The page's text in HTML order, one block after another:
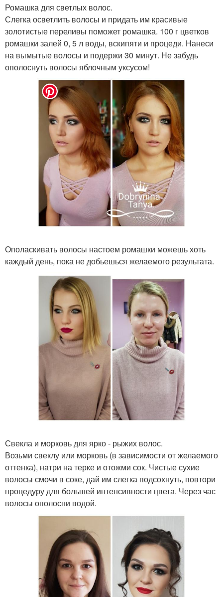
Ромашка для светлых волос.
Слегка осветлить волосы и придать им красивые
золотистые переливы поможет ромашка. 100 г цветков
ромашки залей 0, 5 л воды, вскипяти и процеди. Нанеси
на вымытые волосы и подержи 30 минут. Не забудь
ополоснуть волосы яблочным уксусом!
Ополаскивать волосы настоем ромашки можешь хоть
каждый день, пока не добьешься желаемого результата.
Свекла и морковь для ярко - рыжих волос.
Возьми свеклу или морковь (в зависимости от желаемого
оттенка), натри на терке и отожми сок. Чистые сухие
волосы смочи в соке, дай им слегка подсохнуть, повтори
процедуру для большей интенсивности цвета. Через час
волосы ополосни водой.